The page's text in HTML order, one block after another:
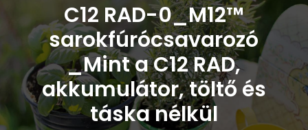
C12 RAD-0_M12™
sarokfúrócsavarozó
_Mint a C12 RAD,
akkumulátor, töltő és
táska nélkül